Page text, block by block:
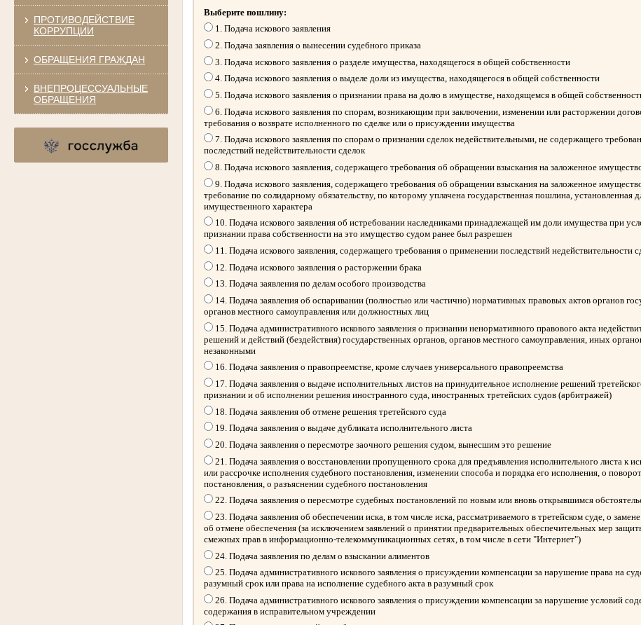
ПРОТИВОДЕЙСТВИЕ
КОРРУПЦИИ
ОБРАЩЕНИЯ ГРАЖДАН
ВНЕПРОЦЕССУАЛЬНЫЕ
ОБРАЩЕНИЯ
Выберите пошлину:
1. Подача искового заявления
2. Подача заявления о вынесении судебного приказа
3. Подача искового заявления о разделе имущества, находящегося в общей собственности
4. Подача искового заявления о выделе доли из имущества, находящегося в общей собственности
5. Подача искового заявления о признании права на долю в имуществе, находящемся в общей
6. Подача искового заявления по спорам, возникающим при заключении, изменении или расторжении
требования о возврате исполненного по сделке или о присуждении имущества
7. Подача искового заявления по спорам о признании сделок недействительными, не содержащего
последствий недействительности сделок
8. Подача искового заявления, содержащего требования об обращении взыскания на заложенное
9. Подача искового заявления, содержащего требования об обращении взыскания на заложенное
требование по солидарному обязательству, по которому уплачена государственная пошлина, установленная
имущественного характера
10. Подача искового заявления об истребовании наследниками принадлежащей им доли имущества при
признании права собственности на это имущество судом ранее был разрешен
11. Подача искового заявления, содержащего требования о применении последствий недействительности
12. Подача искового заявления о расторжении брака
13. Подача заявления по делам особого производства
14. Подача заявления об оспаривании (полностью или частично) нормативных правовых актов органов
органов местного самоуправления или должностных лиц
15. Подача административного искового заявления о признании ненормативного правового акта
решений и действий (бездействия) государственных органов, органов местного самоуправления, иных
незаконными
16. Подача заявления о правопреемстве, кроме случаев универсального правопреемства
17. Подача заявления о выдаче исполнительных листов на принудительное исполнение решений
признании и об исполнении решения иностранного суда, иностранных третейских судов (арбитражей)
18. Подача заявления об отмене решения третейского суда
19. Подача заявления о выдаче дубликата исполнительного листа
20. Подача заявления о пересмотре заочного решения судом, вынесшим это решение
21. Подача заявления о восстановлении пропущенного срока для предъявления исполнительного листа к
или рассрочке исполнения судебного постановления, изменении способа и порядка его исполнения, о
постановления, о разъяснении судебного постановления
22. Подача заявления о пересмотре судебных постановлений по новым или вновь открывшимся
23. Подача заявления об обеспечении иска, в том числе иска, рассматриваемого в третейском суде, о
об отмене обеспечения (за исключением заявлений о принятии предварительных обеспечительных мер
смежных прав в информационно-телекоммуникационных сетях, в том числе в сети "Интернет")
24. Подача заявления по делам о взыскании алиментов
25. Подача административного искового заявления о присуждении компенсации за нарушение права на
разумный срок или права на исполнение судебного акта в разумный срок
26. Подача административного искового заявления о присуждении компенсации за нарушение условий
содержания в исправительном учреждении